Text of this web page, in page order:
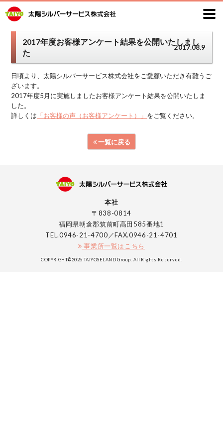
2017年度お客様アンケート結果を公開いたしまし
た
2017.08.9
日頃より、太陽シルバーサービス株式会社をご愛顧いただき有難うご
ざいます。
2017年度5月に実施しましたお客様アンケート結果を公開いたしま
した。
詳しくは 「お客様の声（お客様アンケート）」 をご覧ください。
一覧に戻る
本社
〒838-0814
福岡県朝倉郡筑前町高田585番地1
TEL.0946-21-4700／FAX.0946-21-4701
事業所一覧はこちら
COPYRIGHT©2026 TAIYOSELAND Group. All Rights Reserved.